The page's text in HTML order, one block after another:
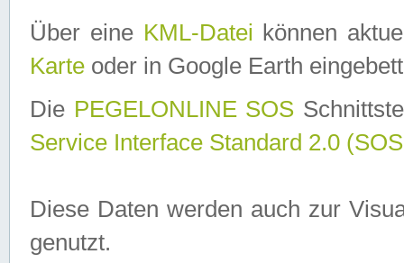
Über eine KML-Datei können
Karte oder in Google Earth
Die PEGELONLINE SOS
Service Interface Standard 2.0
Diese Daten werden auch zur
genutzt.